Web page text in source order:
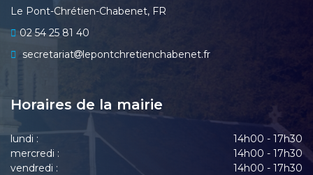
Le Pont-Chrétien-Chabenet, FR
02 54 25 81 40
secretariat
lepontchretienchabenet.fr
Horaires de la mairie
lundi :
14h00 - 17h30
mercredi :
14h00 - 17h30
vendredi :
14h00 - 17h30